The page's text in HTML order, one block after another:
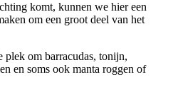
komt, kunnen we hier een
om een groot deel van het
plek om barracudas, tonijn,
en soms ook manta roggen of